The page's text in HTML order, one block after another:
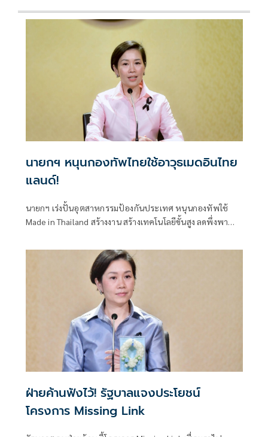
นายกฯ หนุนกองทัพไทยใช้อาวุธเมดอินไทย
แลนด์!
นายกฯ เร่งปั้นอุตสาหกรรมป้องกันประเทศ หนุนกองทัพใช้
Made in Thailand สร้างงาน สร้างเทคโนโลยีขั้นสูง ลดพึ่งพา
ฝ่ายค้านฟังไว้! รัฐบาลแจงประโยชน์
โครงการ Missing Link